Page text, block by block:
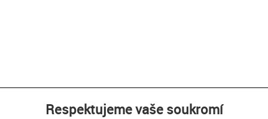
Respektujeme vaše soukromí